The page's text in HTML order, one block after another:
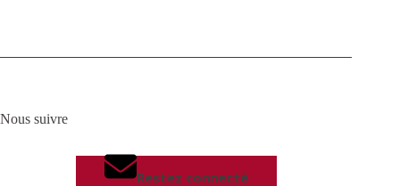
Nous suivre
Restez connecté